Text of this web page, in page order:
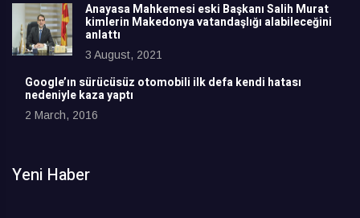
Anayasa Mahkemesi eski Başkanı Salih Murat
kimlerin Makedonya vatandaşlığı alabileceğini
anlattı
3 August, 2021
Google’ın sürücüsüz otomobili ilk defa kendi hatası
nedeniyle kaza yaptı
2 March, 2016
Yeni Haber